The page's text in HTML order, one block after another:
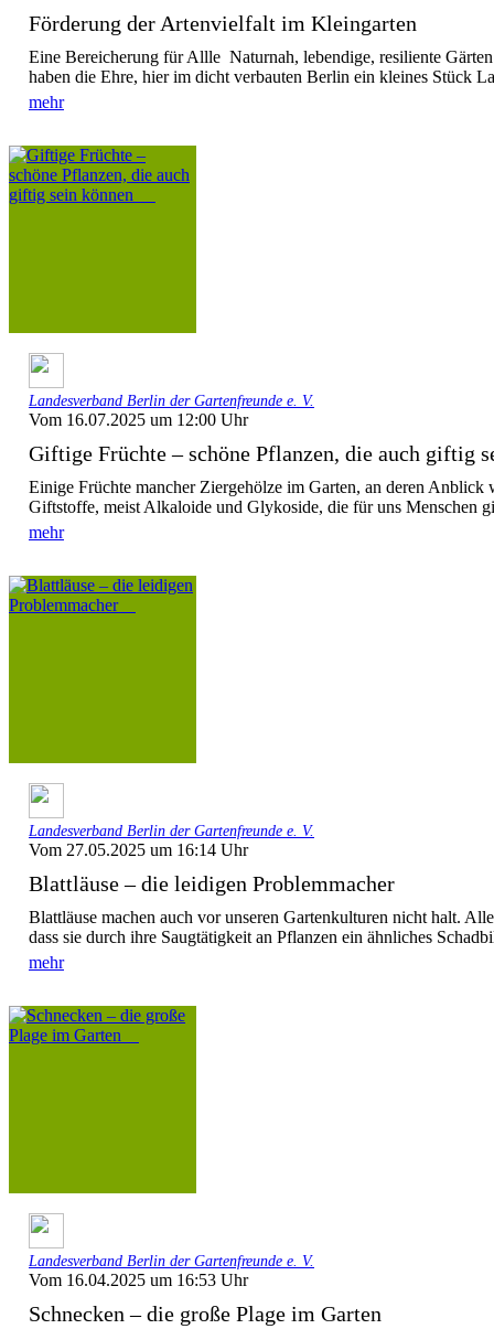
Förderung der Artenvielfalt im Kleingarten
Eine Bereicherung für Allle Naturnah, lebendige, resiliente
haben die Ehre, hier im dicht verbauten Berlin ein kleines Stück
mehr
Landesverband Berlin der Gartenfreunde e. V.
Vom 16.07.2025 um 12:00 Uhr
Giftige Früchte – schöne Pflanzen, die auch giftig
Einige Früchte mancher Ziergehölze im Garten, an deren Anblick
Giftstoffe, meist Alkaloide und Glykoside, die für uns Menschen
mehr
Landesverband Berlin der Gartenfreunde e. V.
Vom 27.05.2025 um 16:14 Uhr
Blattläuse – die leidigen Problemmacher
Blattläuse machen auch vor unseren Gartenkulturen nicht halt.
dass sie durch ihre Saugtätigkeit an Pflanzen ein ähnliches
mehr
Landesverband Berlin der Gartenfreunde e. V.
Vom 16.04.2025 um 16:53 Uhr
Schnecken – die große Plage im Garten